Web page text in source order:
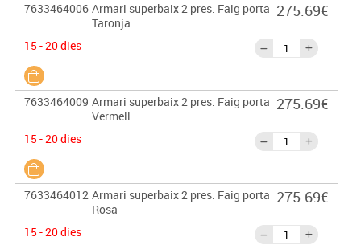
7633464006 Armari superbaix 2 pres. Faig porta
Taronja
15 - 20 dies
275.69€
7633464009 Armari superbaix 2 pres. Faig porta
Vermell
15 - 20 dies
275.69€
7633464012 Armari superbaix 2 pres. Faig porta
Rosa
15 - 20 dies
275.69€